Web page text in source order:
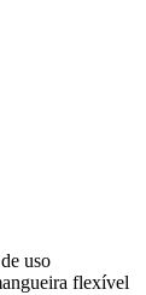
uso
flexível